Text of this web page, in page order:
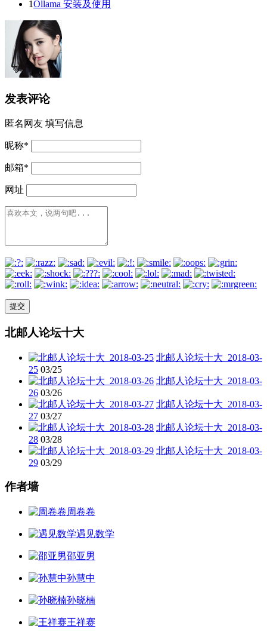
1Ollama 安装及使用
发表评论
匿名网友 填写信息
昵称*
邮箱*
网址
北邮人论坛十大
北邮人论坛十大_2018-03-
25 03/25
北邮人论坛十大_2018-03-
26 03/26
北邮人论坛十大_2018-03-
27 03/27
北邮人论坛十大_2018-03-
28 03/28
北邮人论坛十大_2018-03-
29 03/29
作者墙
周卷卷
遇见数学
邵亚男
孙慧中
孙晓楠
王祥赛